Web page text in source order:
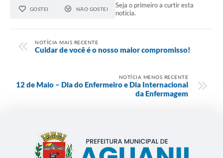
GOSTEI NÃO GOSTEI
Seja o primeiro a curtir esta
notícia.
NOTÍCIA MAIS RECENTE
Cuidar de você é o nosso maior compromisso!
NOTÍCIA MENOS RECENTE
12 de Maio – Dia do Enfermeiro e Dia Internacional
da Enfermagem